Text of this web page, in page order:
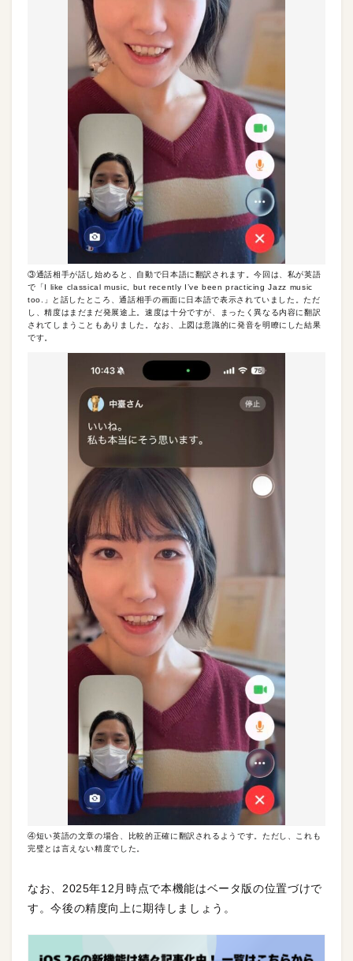
③通話相手が話し始めると、自動で日本語に翻訳されます。今回は、私が英語
で「I like classical music, but recently I’ve been practicing Jazz music
too.」と話したところ、通話相手の画面に日本語で表示されていました。ただ
し、精度はまだまだ発展途上。速度は十分ですが、まったく異なる内容に翻訳
されてしまうこともありました。なお、上図は意識的に発音を明瞭にした結果
です。
④短い英語の文章の場合、比較的正確に翻訳されるようです。ただし、これも
完璧とは言えない精度でした。
なお、2025年12月時点で本機能はベータ版の位置づけで
す。今後の精度向上に期待しましょう。